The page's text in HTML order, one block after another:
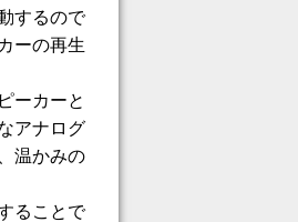
するので
ーの再生
ーカーと
アナログ
温かみの
ることで